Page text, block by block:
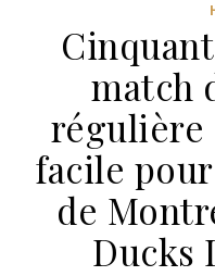
match
régulière
facile
de
Ducks